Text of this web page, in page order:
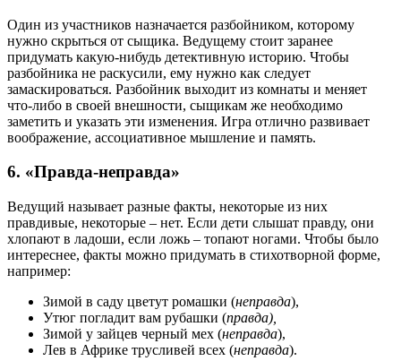
Один из участников назначается разбойником, которому
нужно скрыться от сыщика. Ведущему стоит заранее
придумать какую-нибудь детективную историю. Чтобы
разбойника не раскусили, ему нужно как следует
замаскироваться. Разбойник выходит из комнаты и меняет
что-либо в своей внешности, сыщикам же необходимо
заметить и указать эти изменения. Игра отлично развивает
воображение, ассоциативное мышление и память.
6. «Правда-неправда»
Ведущий называет разные факты, некоторые из них
правдивые, некоторые – нет. Если дети слышат правду, они
хлопают в ладоши, если ложь – топают ногами. Чтобы было
интереснее, факты можно придумать в стихотворной форме,
например:
Зимой в саду цветут ромашки (неправда),
Утюг погладит вам рубашки (правда),
Зимой у зайцев черный мех (неправда),
Лев в Африке трусливей всех (неправда).